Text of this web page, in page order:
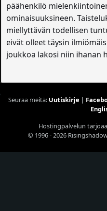
päähenkilö
ominaisuuksineen.
miellyttävän todellisen
eivät olleet täysin
joukkoa lakosi niin ihanan
Seuraa meitä: Uutiskirje |
Hostingpalvelun tarjoaa
© 1996 - 2026